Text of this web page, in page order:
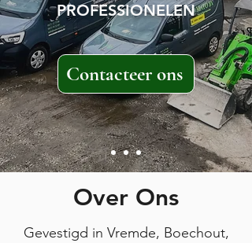
PROFESSIONELEN
Contacteer ons
Over Ons
Gevestigd in Vremde, Boechout,